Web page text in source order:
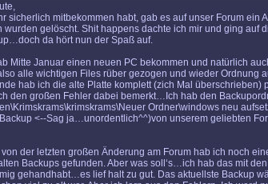
sicherlich mitbekommen habt, gab es auf unser Forum ein
wurden gelöscht. Shit happens dachte ich mir und ging auf
da hört nun der Spaß auf.
Mitte Januar einen neuen PC bekommen und natürlich
alle wichtigen Files rüber gezogen und wieder Ordnung
hab ich die alte Platte komplett (zich Mal überschrieben)
den großen Fehler dabei bemerkt…Ich hab den
Ordner\windows neu
<--Sag ja…unordentlich^^)von unserem geliebten
von der letzten großen Änderung am Forum hab ich noch
Backups gefunden. Aber was soll‘s…ich hab das mit
gehandhabt…es lief halt zu gut. Das aktuellste Backup